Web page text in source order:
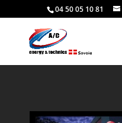
04 50 05 10 81